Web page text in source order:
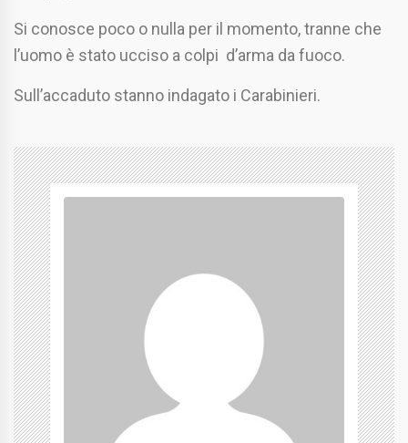
Si conosce poco o nulla per il momento, tranne che
l’uomo è stato ucciso a colpi d’arma da fuoco.
Sull’accaduto stanno indagato i Carabinieri.